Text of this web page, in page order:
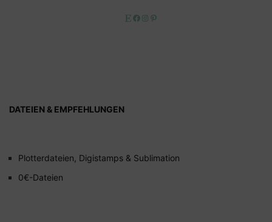
EtsyFacebook
Instagram
DATEIEN & EMPFEHLUNGEN
Plotterdateien, Digistamps & Sublimation
0€-Dateien